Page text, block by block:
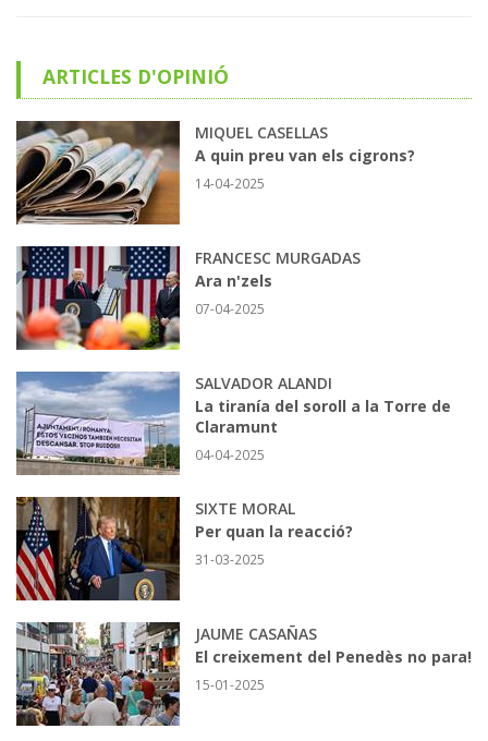
ARTICLES D'OPINIÓ
MIQUEL CASELLAS
A quin preu van els cigrons?
14-04-2025
FRANCESC MURGADAS
Ara n'zels
07-04-2025
SALVADOR ALANDI
La tiranía del soroll a la Torre de
Claramunt
04-04-2025
SIXTE MORAL
Per quan la reacció?
31-03-2025
JAUME CASAÑAS
El creixement del Penedès no para!
15-01-2025